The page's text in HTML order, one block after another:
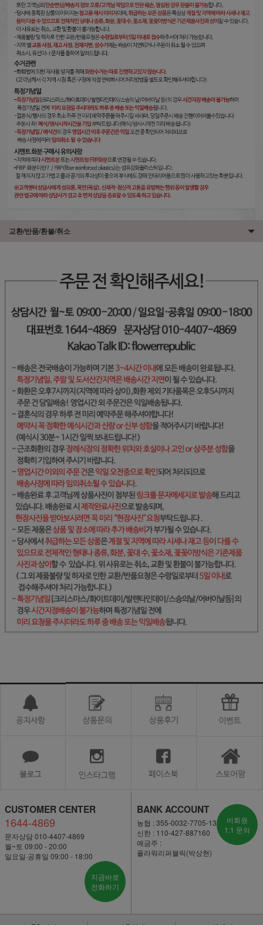
교환/반품/환불/취소
CUSTOMER CENTER
1644-4869
문자상담 010-4407-4869
월~토 09:00 - 20:00
일요일·공휴일 09:00 - 18:00
지금바로
전화하기
BANK ACCOUNT
농협 : 355-0032-7705-13
신한 : 110-427-887160
예금주 :
플라워리퍼블릭(박상현)
비회원
1:1 문의